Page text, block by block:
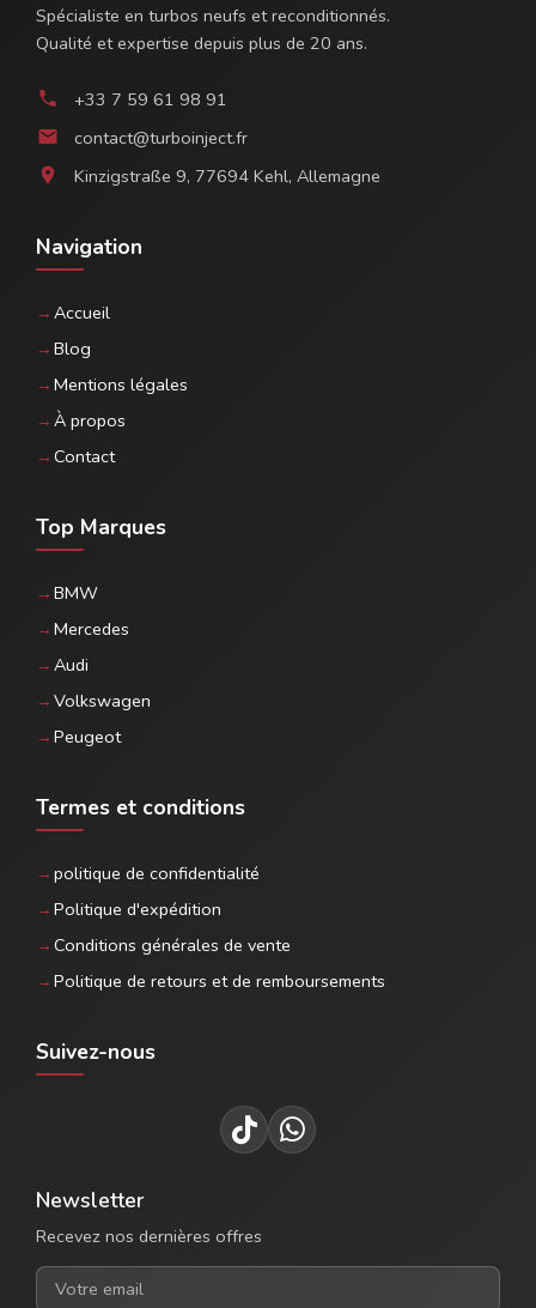
Spécialiste en turbos neufs et reconditionnés.
Qualité et expertise depuis plus de 20 ans.
phone +33 7 59 61 98 91
email contact@turboinject.fr
location_on Kinzigstraße 9, 77694 Kehl, Allemagne
Navigation
Accueil
Blog
Mentions légales
À propos
Contact
Top Marques
BMW
Mercedes
Audi
Volkswagen
Peugeot
Termes et conditions
politique de confidentialité
Politique d'expédition
Conditions générales de vente
Politique de retours et de remboursements
Suivez-nous
Newsletter
Recevez nos dernières offres